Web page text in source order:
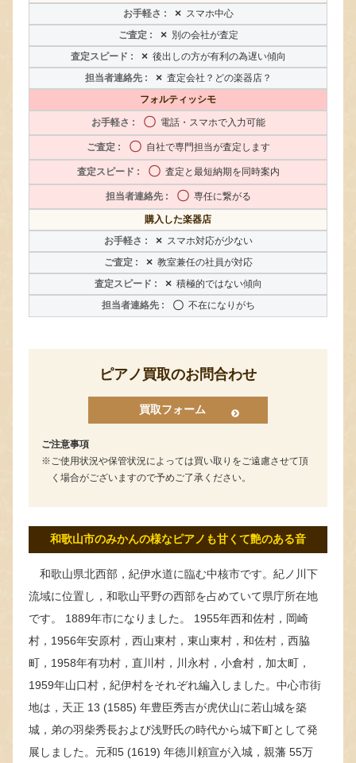
× スマホ中心
× 別の会社が査定
× 後出しの方が有利の為遅い傾向
× 査定会社？どの楽器店？
フォルティッシモ
〇 電話・スマホで入力可能
〇 自社で専門担当が査定します
〇 査定と最短納期を同時案内
〇 専任に繋がる
購入した楽器店
× スマホ対応が少ない
× 教室兼任の社員が対応
× 積極的ではない傾向
〇 不在になりがち
ピアノ買取のお問合わせ
買取フォーム
ご注意事項
ご使用状況や保管状況によっては買い取りをご遠慮させて頂
く場合がございますので予めご了承ください。
和歌山市のみかんの様なピアノも甘くて艶のある音
和歌山県北西部，紀伊水道に臨む中核市です。紀ノ川下
流域に位置し，和歌山平野の西部を占めていて県庁所在地
です。 1889年市になりました。 1955年西和佐村，岡崎
村，1956年安原村，西山東村，東山東村，和佐村，西脇
町，1958年有功村，直川村，川永村，小倉村，加太町，
1959年山口村，紀伊村をそれぞれ編入しました。中心市街
地は，天正 13 (1585) 年豊臣秀吉が虎伏山に若山城を築
城，弟の羽柴秀長および浅野氏の時代から城下町として発
展しました。元和5 (1619) 年徳川頼宣が入城，親藩 55万